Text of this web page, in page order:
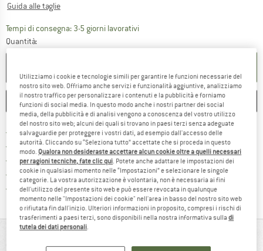
Guida alle taglie
Tempi di consegna: 3-5 giorni lavorativiIl link si apre in una casella
Quantità:
ANNOTA CONFRONTA
Porto franco da 69 € (IT)Qui trovi ulteriori informazioni sulle
100 giorni di diritto di recessoVai alla politica di recesso qui
> 4.000.000 clienti soddisfatti
Tutti gli articoli in magazzino
Tutela consumatori Trusted ShopsTrovi tutte le informazioni
Utilizziamo i cookie e tecnologie simili per garantire le funzioni necessarie del
nostro sito web. Offriamo anche servizi e funzionalità aggiuntive, analizziamo
il nostro traffico per personalizzare i contenuti e la pubblicità e forniamo
funzioni di social media. In questo modo anche i nostri partner dei social
media, della pubblicità e di analisi vengono a conoscenza del vostro utilizzo
del nostro sito web; alcuni dei quali si trovano in paesi terzi senza adeguate
salvaguardie per proteggere i vostri dati, ad esempio dall'accesso delle
autorità. Cliccando su “Seleziona tutto” accettate che si proceda in questo
modo. Qualora non desideraste accettare alcun cookie oltre a quelli necessari
per ragioni tecniche, fate clic qui. Potete anche adattare le impostazioni dei
cookie in qualsiasi momento nelle “Impostazioni” e selezionare le singole
categorie. La vostra autorizzazione è volontaria, non è necessaria ai fini
dell'utilizzo del presente sito web e può essere revocata in qualunque
momento nelle "Impostazioni dei cookie" nell'area in basso del nostro sito web
o rifiutata fin dall'inizio. Ulteriori informazioni in proposito, compresi i rischi di
trasferimenti a paesi terzi, sono disponibili nella nostra informativa sulladi
tutela dei dati personali.